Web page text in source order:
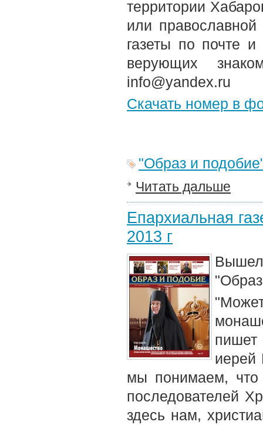
территории
или
газеты по почте и
верующих
info@yandex.ru
Скачать номер в
"Образ и
Читать дальше
Епархиальная
2013 г
Вышел
иерей
мы понимаем, что
последователей
здесь нам,